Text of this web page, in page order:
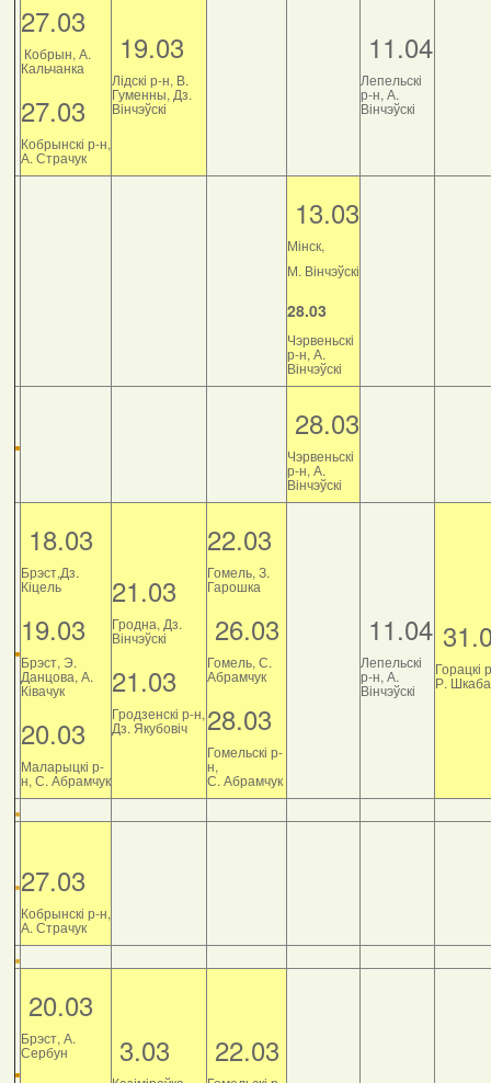
27.03
Кобрын, А.
Кальчанка
27.03
Кобрынскі р-н,
А. Страчук
19.03
Лідскі р-н, В.
Гуменны, Дз.
Вінчэўскі
11.04
Лепельскі
р-н, А.
Вінчэўскі
13.03
Мінск,
М. Вінчэўскі
28.03
Чэрвеньскі
р-н, А.
Вінчэўскі
28.03
Чэрвеньскі
р-н, А.
Вінчэўскі
18.03
Брэст,Дз.
Кіцель
19.03
Брэст, Э.
Данцова, А.
Ківачук
20.03
Маларыцкі р-
н, С. Абрамчук
21.03
Гродна, Дз.
Вінчэўскі
21.03
Гродзенскі р-н,
Дз. Якубовіч
22.03
Гомель, З.
Гарошка
26.03
Гомель, С.
Абрамчук
28.03
Гомельскі р-
н,
С. Абрамчук
11.04
Лепельскі
р-н, А.
Вінчэўскі
Горацкі
Р.
27.03
Кобрынскі р-н,
А. Страчук
20.03
Брэст, А.
Сербун 3.03 22.03